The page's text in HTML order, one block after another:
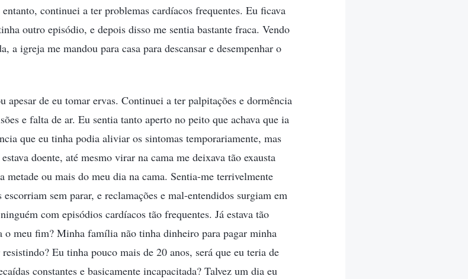
continuei a ter problemas cardíacos frequentes. Eu ficava
outro episódio, e depois disso me sentia bastante fraca. Vendo
a igreja me mandou para casa para descansar e desempenhar o
apesar de eu tomar ervas. Continuei a ter palpitações e dormência
e falta de ar. Eu sentia tanto aperto no peito que achava que ia
que eu tinha podia aliviar os sintomas temporariamente, mas
doente, até mesmo virar na cama me deixava tão exausta
metade ou mais do meu dia na cama. Sentia-me terrivelmente
sem parar, e reclamações e mal-entendidos surgiam em
com episódios cardíacos tão frequentes. Já estava tão
o meu fim? Minha família não tinha dinheiro para pagar minha
Eu tinha pouco mais de 20 anos, será que eu teria de
constantes e basicamente incapacitada? Talvez um dia eu